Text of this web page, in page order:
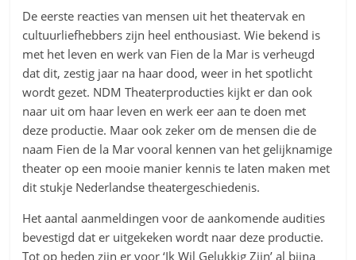
De eerste reacties van mensen uit het theatervak en
cultuurliefhebbers zijn heel enthousiast. Wie bekend is
met het leven en werk van Fien de la Mar is verheugd
dat dit, zestig jaar na haar dood, weer in het spotlicht
wordt gezet. NDM Theaterproducties kijkt er dan ook
naar uit om haar leven en werk eer aan te doen met
deze productie. Maar ook zeker om de mensen die de
naam Fien de la Mar vooral kennen van het gelijknamige
theater op een mooie manier kennis te laten maken met
dit stukje Nederlandse theatergeschiedenis.
Het aantal aanmeldingen voor de aankomende audities
bevestigd dat er uitgekeken wordt naar deze productie.
Tot op heden zijn er voor ‘Ik Wil Gelukkig Zijn’ al bijna